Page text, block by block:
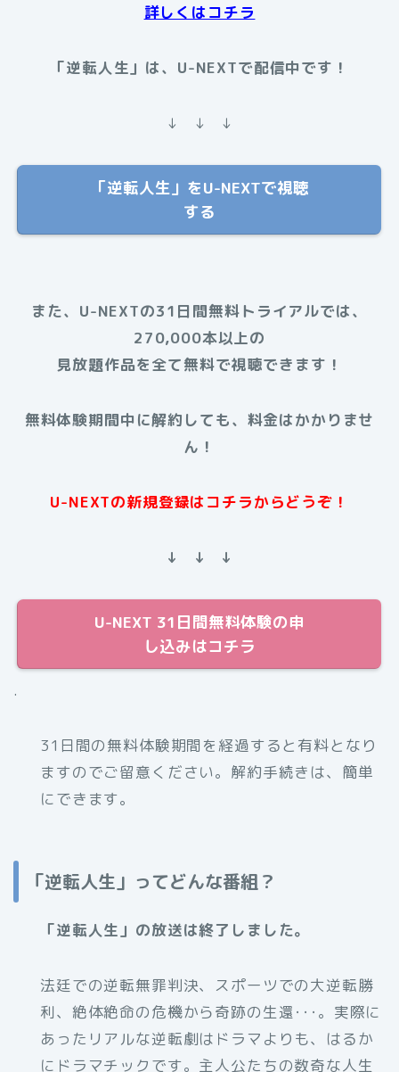
詳しくはコチラ
「逆転人生」は、U-NEXTで配信中です！
↓ ↓ ↓
「逆転人生」をU-NEXTで視聴
する
また、U-NEXTの31日間無料トライアルでは、
270,000本以上の
見放題作品を全て無料で視聴できます！
無料体験期間中に解約しても、料金はかかりませ
ん！
U-NEXTの新規登録はコチラからどうぞ！
↓ ↓ ↓
U-NEXT 31日間無料体験の申
し込みはコチラ
.
31日間の無料体験期間を経過すると有料となり
ますのでご留意ください。解約手続きは、簡単
にできます。
「逆転人生」ってどんな番組？
「逆転人生」の放送は終了しました。
法廷での逆転無罪判決、スポーツでの大逆転勝
利、絶体絶命の危機から奇跡の生還･･･。実際に
あったリアルな逆転劇はドラマよりも、はるか
にドラマチックです。主人公たちの数奇な人生